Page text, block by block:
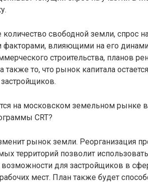
количество свободной земли, спрос
влияющими на его
строительства, планов
также то, что рынок капитала
на московском земельном рынке
CRT?
рынок земли. Реорганизация
территорий позволит
для застройщиков в
мест. План также будет